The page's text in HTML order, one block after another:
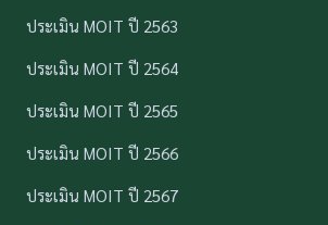
ประเมิน MOIT ปี 2563
ประเมิน MOIT ปี 2564
ประเมิน MOIT ปี 2565
ประเมิน MOIT ปี 2566
ประเมิน MOIT ปี 2567